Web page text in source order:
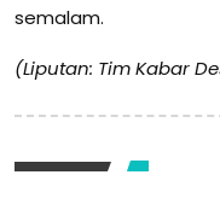
semalam.
(Liputan: Tim Kabar